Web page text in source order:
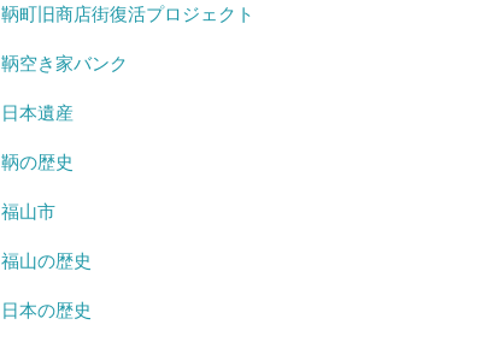
鞆町旧商店街復活プロジェクト
鞆空き家バンク
日本遺産
鞆の歴史
福山市
福山の歴史
日本の歴史